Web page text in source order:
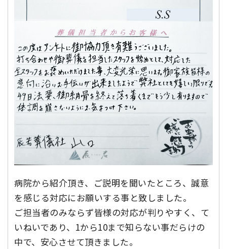
病院から紹介頂き、ご説明を聞いたところ、誠意
を感じる対応にお願いする事と致しました。
ご担当者のみならず皆様の対応が判りやすく、て
いねいであり、1から10まで知らない事だらけの
中で、安心させて頂きました。